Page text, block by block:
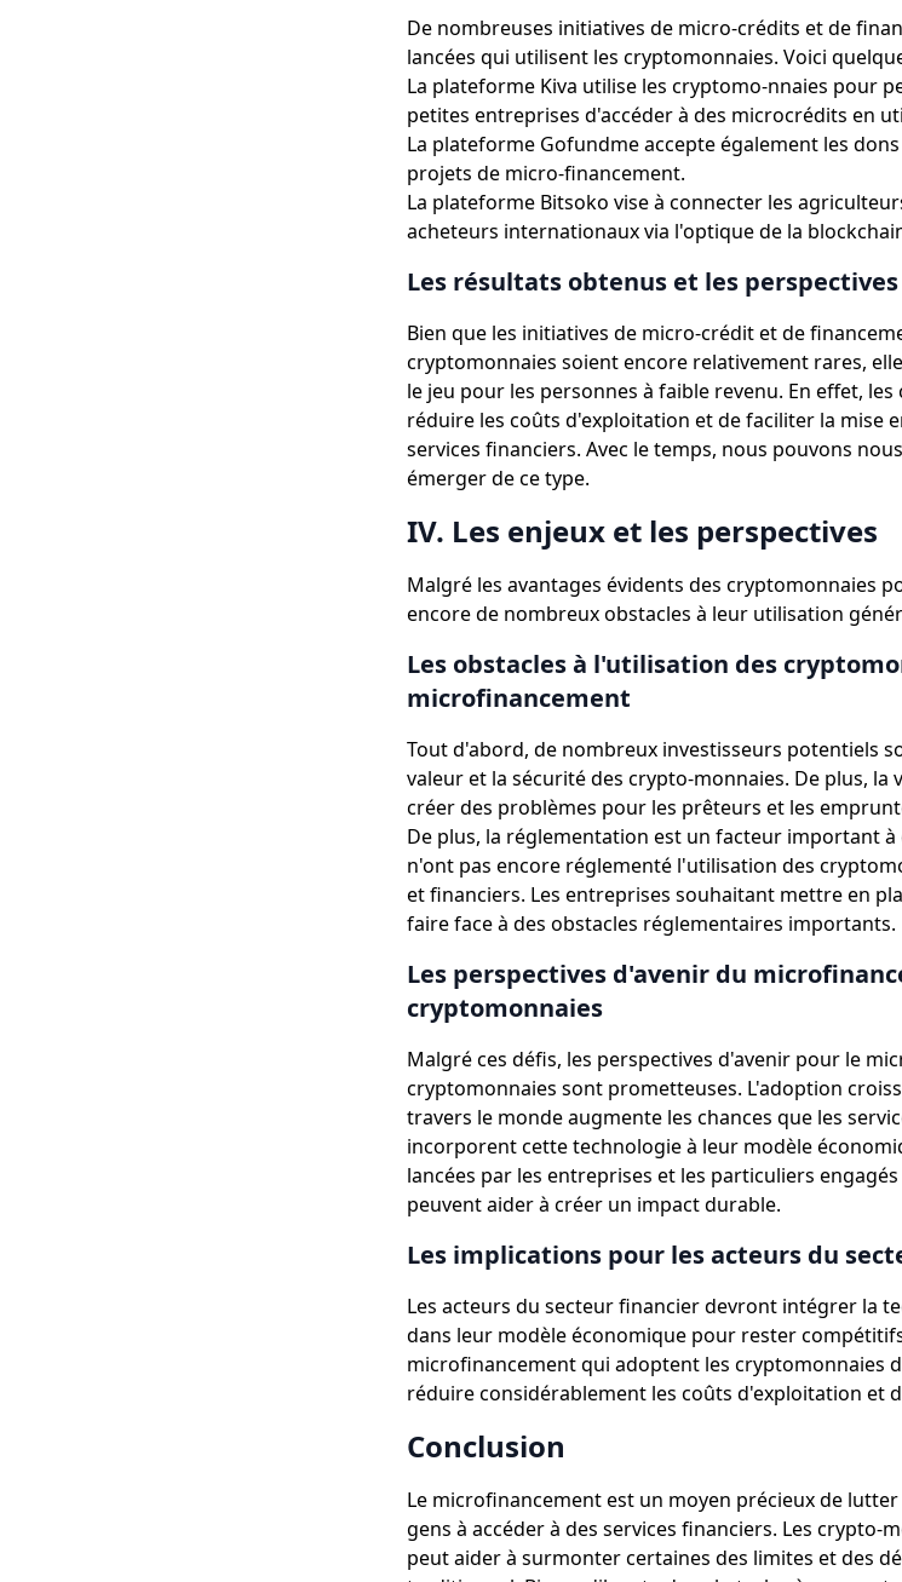
De nombreuses initiatives de micro-crédits et de
lancées qui utilisent les cryptomonnaies. Voici
La plateforme Kiva utilise les cryptomo-nnaies pour
petites entreprises d'accéder à des microcrédits en
La plateforme Gofundme accepte également les
projets de micro-financement.
La plateforme Bitsoko vise à connecter les
acheteurs internationaux via l'optique de la
Les résultats obtenus et les
Bien que les initiatives de micro-crédit et de
cryptomonnaies soient encore relativement rares,
le jeu pour les personnes à faible revenu. En effet,
réduire les coûts d'exploitation et de faciliter la mise
services financiers. Avec le temps, nous pouvons
émerger de ce type.
IV. Les enjeux et les perspectives
Malgré les avantages évidents des cryptomonnaies
encore de nombreux obstacles à leur utilisation
Les obstacles à l'utilisation des
microfinancement
Tout d'abord, de nombreux investisseurs potentiels
valeur et la sécurité des crypto-monnaies. De plus,
créer des problèmes pour les prêteurs et les
De plus, la réglementation est un facteur important à
n'ont pas encore réglementé l'utilisation des
et financiers. Les entreprises souhaitant mettre en
faire face à des obstacles réglementaires importants.
Les perspectives d'avenir du
cryptomonnaies
Malgré ces défis, les perspectives d'avenir pour le
cryptomonnaies sont prometteuses. L'adoption
travers le monde augmente les chances que les
incorporent cette technologie à leur modèle
lancées par les entreprises et les particuliers
peuvent aider à créer un impact durable.
Les implications pour les acteurs du
Les acteurs du secteur financier devront intégrer la
dans leur modèle économique pour rester
microfinancement qui adoptent les cryptomonnaies
réduire considérablement les coûts d'exploitation et
Conclusion
Le microfinancement est un moyen précieux de
gens à accéder à des services financiers. Les crypto-
peut aider à surmonter certaines des limites et des